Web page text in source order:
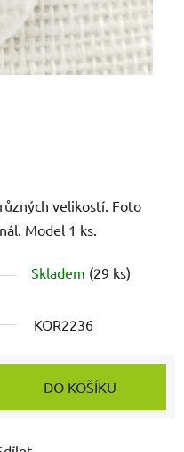
velikostí. Foto
Model 1 ks.
Skladem (29 ks)
KOR2236
DO KOŠÍKU